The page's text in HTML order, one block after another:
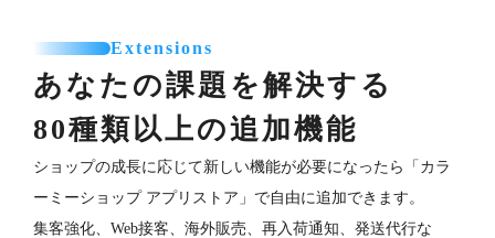
Extensions
あなたの課題を解決する
80種類以上の追加機能
ショップの成長に応じて新しい機能が必要になったら「カラ
ーミーショップ アプリストア」で自由に追加できます。
集客強化、Web接客、海外販売、再入荷通知、発送代行な